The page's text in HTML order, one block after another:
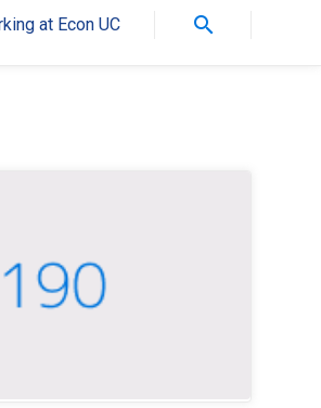
at Econ UC search